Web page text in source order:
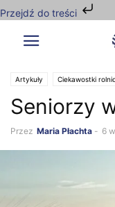
Przejdź do treści
Artykuły Ciekawostki
Seniorzy
Przez Maria Płachta - 6